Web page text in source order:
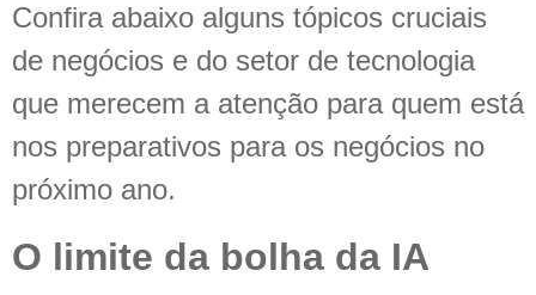
Confira abaixo alguns tópicos cruciais
de negócios e do setor de tecnologia
que merecem a atenção para quem está
nos preparativos para os negócios no
próximo ano.
O limite da bolha da IA